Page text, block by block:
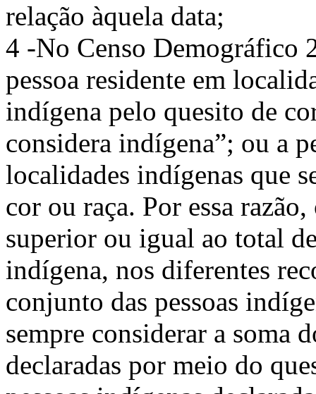
relação àquela data;
4 -No Censo Demográfico
pessoa residente em
indígena pelo quesito de
considera indígena”; ou a
localidades indígenas que
cor ou raça. Por essa
superior ou igual ao total
indígena, nos diferentes
conjunto das pessoas
sempre considerar a soma
declaradas por meio do